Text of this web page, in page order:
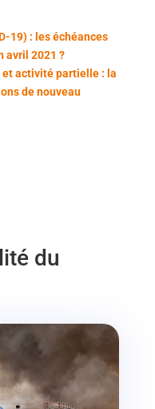
19) : les échéances
avril 2021 ?
et activité partielle : la
de nouveau
du